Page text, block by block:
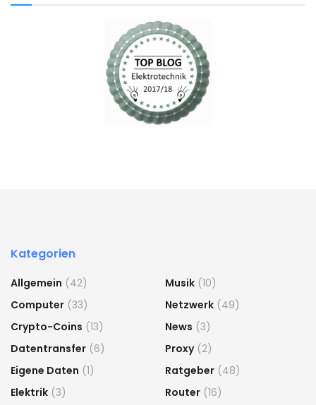
Kategorien
Allgemein (42)
Computer (33)
Crypto-Coins (13)
Datentransfer (6)
Eigene Daten (1)
Elektrik (3)
Musik (10)
Netzwerk (49)
News (3)
Proxy(2)
Ratgeber (48)
Router (16)